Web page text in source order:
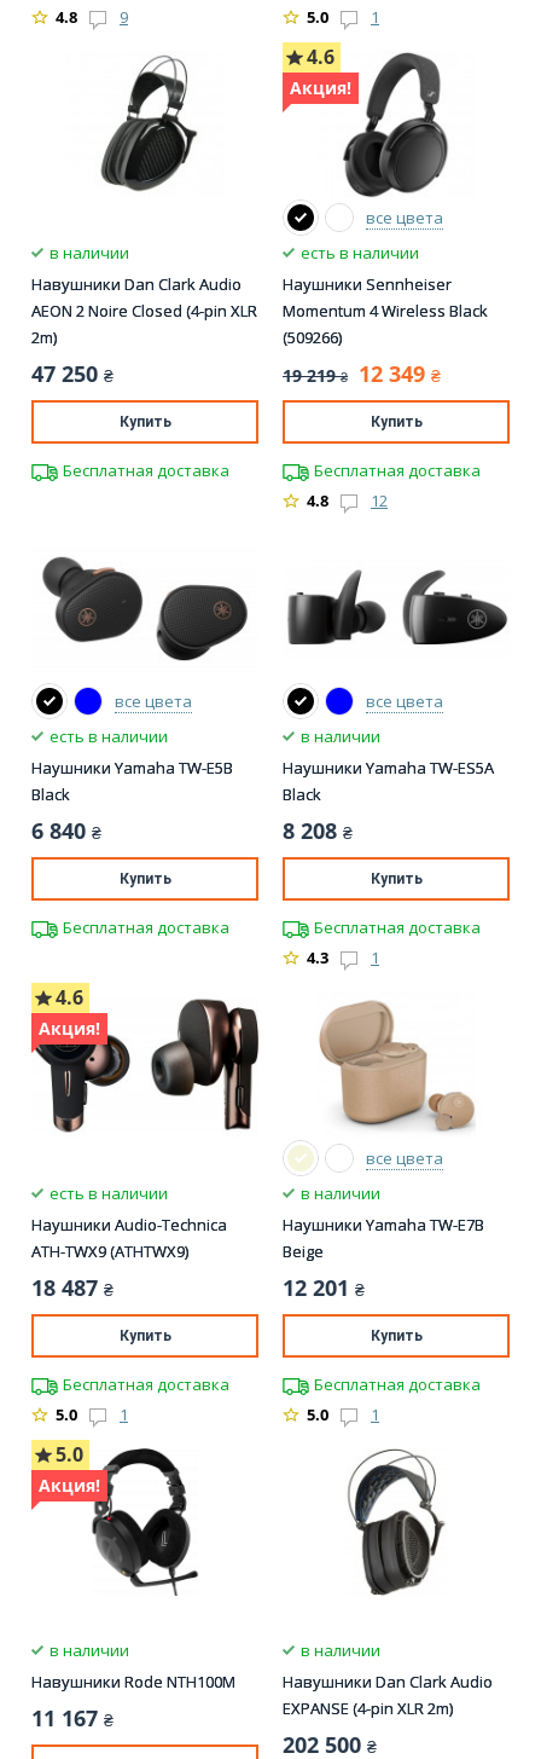
4.8
9
5.0
1
в наличии
Навушники Dan Clark Audio
AEON 2 Noire Closed (4-pin XLR
2m)
47 250 ₴
Купить
Бесплатная доставка
4.6
Акция!
все цвета
есть в наличии
Наушники Sennheiser
Momentum 4 Wireless Black
(509266)
19 219 ₴ 12 349 ₴
Купить
Бесплатная доставка
4.8
12
все цвета
есть в наличии
Наушники Yamaha TW-E5B
Black
6 840 ₴
Купить
Бесплатная доставка
все цвета
в наличии
Наушники Yamaha TW-ES5A
Black
8 208 ₴
Купить
Бесплатная доставка
4.3
1
4.6
Акция!
есть в наличии
Наушники Audio-Technica
ATH-TWX9 (ATHTWX9)
18 487 ₴
Купить
Бесплатная доставка
5.0
1
все цвета
в наличии
Наушники Yamaha TW-E7B
Beige
12 201 ₴
Купить
Бесплатная доставка
5.0
1
5.0
Акция!
в наличии
Навушники Rode NTH100M
11 167 ₴
в наличии
Навушники Dan Clark Audio
EXPANSE (4-pin XLR 2m)
202 500 ₴